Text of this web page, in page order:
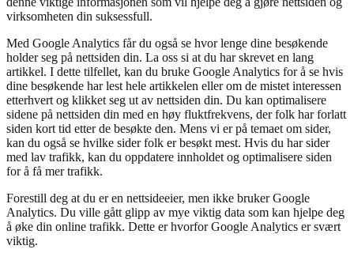
virksomheten din suksessfull.
Med Google Analytics får du også se hvor lenge dine besøkende
holder seg på nettsiden din. La oss si at du har skrevet en lang
artikkel. I dette tilfellet, kan du bruke Google Analytics for å se hvis
dine besøkende har lest hele artikkelen eller om de mistet interessen
etterhvert og klikket seg ut av nettsiden din. Du kan optimalisere
sidene på nettsiden din med en høy fluktfrekvens, der folk har forlatt
siden kort tid etter de besøkte den. Mens vi er på temaet om sider,
kan du også se hvilke sider folk er besøkt mest. Hvis du har sider
med lav trafikk, kan du oppdatere innholdet og optimalisere siden
for å få mer trafikk.
Forestill deg at du er en nettsideeier, men ikke bruker Google
Analytics. Du ville gått glipp av mye viktig data som kan hjelpe deg
å øke din online trafikk. Dette er hvorfor Google Analytics er svært
viktig.